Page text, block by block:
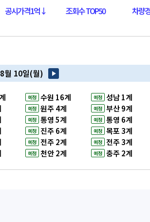
공시가격1억↓ 조회수 TOP50 차량
월 10일(월) play_arrow
예정 수원 16계 예정 성남 1계
예정 원주 4계 예정 부산 9계
예정 통영 5계 예정 통영 6계
예정 진주 6계 예정 목포 3계
예정 전주 2계 예정 전주 3계
예정 천안 2계 예정 충주 2계